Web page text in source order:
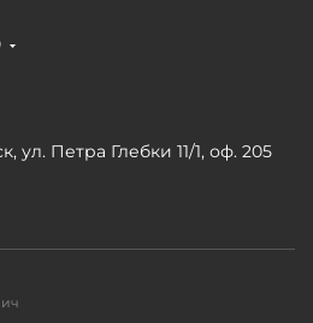
ул. Петра Глебки 11/1, оф. 205